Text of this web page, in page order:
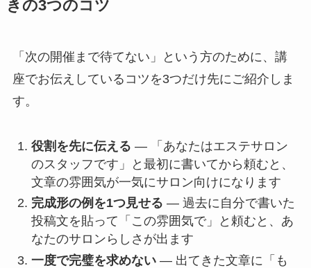
きの3つのコツ
「次の開催まで待てない」という方のために、講
座でお伝えしているコツを3つだけ先にご紹介しま
す。
役割を先に伝える — 「あなたはエステサロン
のスタッフです」と最初に書いてから頼むと、
文章の雰囲気が一気にサロン向けになります
完成形の例を1つ見せる — 過去に自分で書いた
投稿文を貼って「この雰囲気で」と頼むと、あ
なたのサロンらしさが出ます
一度で完璧を求めない— 出てきた文章に「も